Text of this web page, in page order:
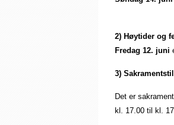
2) Høytider og
Fredag 12. juni
3)
Det er
kl. 17.00 til kl.